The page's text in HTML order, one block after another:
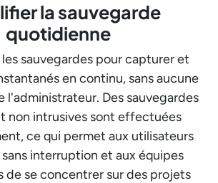
la sauvegarde
quotidienne
sauvegardes pour capturer et
en continu, sans aucune
l'administrateur. Des sauvegardes
non intrusives sont effectuées
ce qui permet aux utilisateurs
interruption et aux équipes
de se concentrer sur des projets